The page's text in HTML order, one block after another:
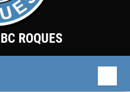
ROQUES